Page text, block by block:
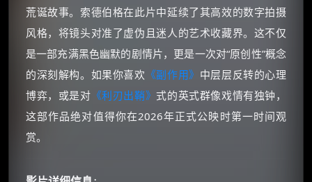
荒诞故事。索德伯格在此片中延续了其高效的数字拍摄
风格，将镜头对准了虚伪且迷人的艺术收藏界。这不仅
是一部充满黑色幽默的剧情片，更是一次对“原创性”概念
的深刻解构。如果你喜欢 《副作用》 中层层反转的心理
博弈，或是对 《利刃出鞘》式的英式群像戏情有独钟，
这部作品绝对值得你在2026年正式公映时第一时间观
赏。